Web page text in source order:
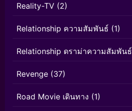
Reality-TV (2)
Relationship ความสัมพันธ์ (1)
Relationship ดราม่าความสัมพันธ์
Revenge (37)
Road Movie เดินทาง (1)